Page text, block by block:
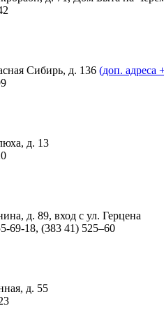
Сибирь, д. 136 (доп. адреса
д. 13
д. 89, вход с ул. Герцена
69-18, (383 41) 525–60
д. 55